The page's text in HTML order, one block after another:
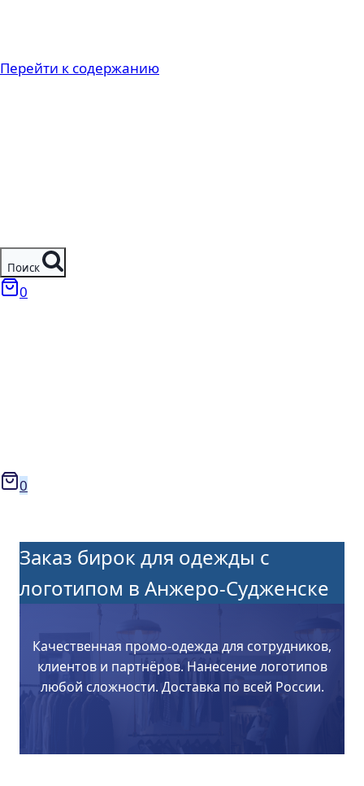
Перейти к содержанию
Поиск
0
0
Заказ бирок для одежды с
логотипом в Анжеро-Судженске
Качественная промо-одежда для сотрудников,
клиентов и партнёров. Нанесение логотипов
любой сложности. Доставка по всей России.